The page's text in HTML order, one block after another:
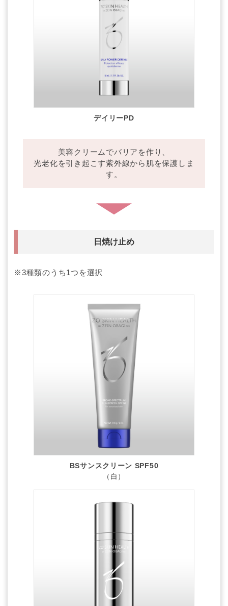
デイリーPD
美容クリームでバリアを作り、
光老化を引き起こす紫外線から肌を保護しま
す。
日焼け止め
※3種類のうち1つを選択
BSサンスクリーン SPF50
（白）